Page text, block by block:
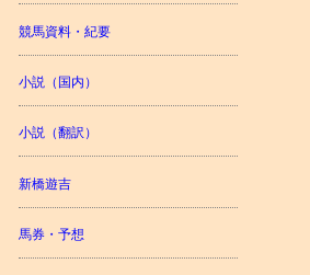
競馬資料・紀要
小説（国内）
小説（翻訳）
新橋遊吉
馬券・予想